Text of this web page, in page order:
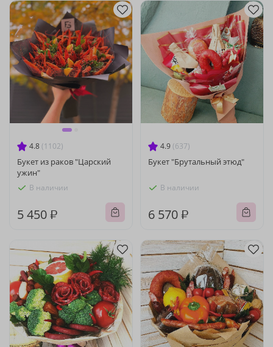
4.8 (1102)
Букет из раков "Царский
ужин"
В наличии
5 450 ₽
4.9 (637)
Букет "Брутальный этюд"
В наличии
6 570 ₽